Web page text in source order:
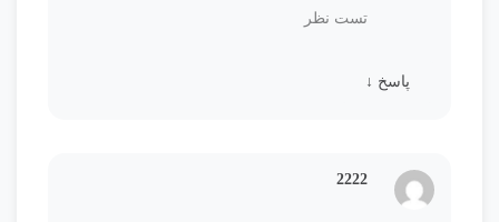
تست نظر
پاسخ ↓
2222